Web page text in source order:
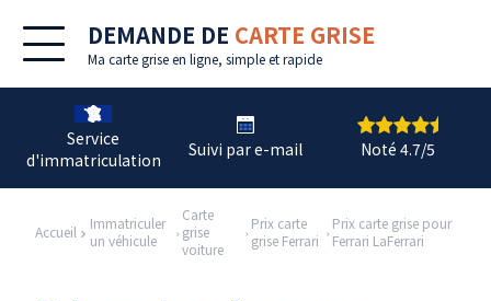
DEMANDE DE CARTE GRISE
Ma carte grise en ligne, simple et rapide
Service
d'immatriculation
Suivi par e-mail Noté 4.7/5
Accueil
Immatriculer
un véhicule
Carte
grise
voiture
Prix carte
grise Ferrari
Prix carte grise pour
Ferrari LaFerrari